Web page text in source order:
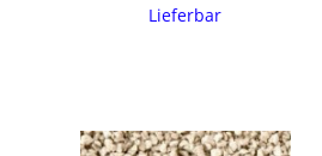
Lieferbar